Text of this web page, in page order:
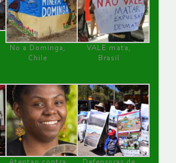
No a Dominga,
Chile
VALE mata,
Brasil